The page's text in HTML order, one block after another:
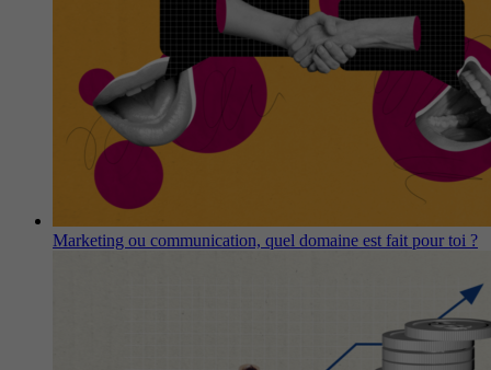
Marketing ou communication, quel domaine est fait pour toi ?